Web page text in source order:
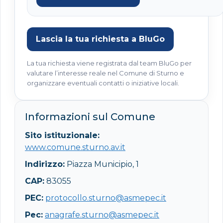
Lascia la tua richiesta a BluGo
La tua richiesta viene registrata dal team BluGo per
valutare l’interesse reale nel Comune di Sturno e
organizzare eventuali contatti o iniziative locali.
Informazioni sul Comune
Sito istituzionale:
www.comune.sturno.av.it
Indirizzo: Piazza Municipio, 1
CAP: 83055
PEC: protocollo.sturno@asmepec.it
Pec: anagrafe.sturno@asmepec.it